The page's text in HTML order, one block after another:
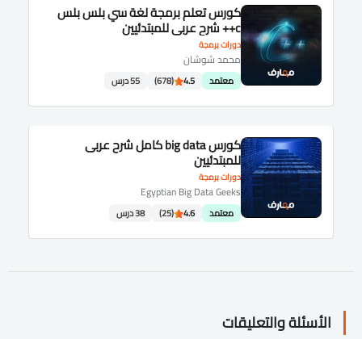
دورات برمجة
كورس تعلم برمجة لغة سي بلس بلس
c++ شرح عربى للمبتدئيين
محمد شوشان
معتمد 4.5
(678) 55 درس
دورات برمجة
كورس big data كامل شرح عربى
للمبتدئيين
Egyptian Big Data Geeks
معتمد 4.6
(25) 38 درس
الأسئلة والتعليقات